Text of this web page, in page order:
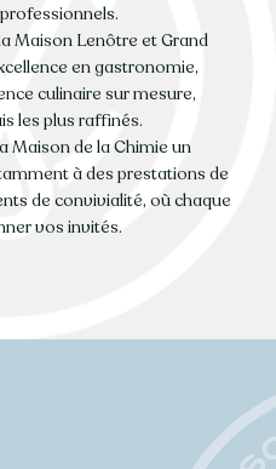
Maison Lenôtre et Grand
en gastronomie,
culinaire sur mesure,
les plus raffinés.
Maison de la Chimie un
à des prestations de
de convivialité, où chaque
vos invités.